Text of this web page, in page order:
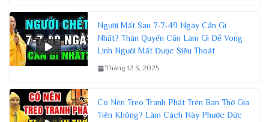
Người Mất Sau 7-7-49 Ngày Cần Gì
Nhất? Thân Quyến Cần Làm Gì Để Vong
Linh Người Mất Được Siêu Thoát
Tháng 12 3, 2025
Có Nên Treo Tranh Phật Trên Bàn Thờ Gia
Tiên Không? Làm Cách Này Phước Đức